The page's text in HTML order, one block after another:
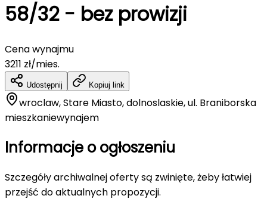
58/32 - bez prowizji
Cena wynajmu
3211 zł/mies.
Udostępnij Kopiuj link
wroclaw, Stare Miasto, dolnoslaskie, ul. Braniborska
mieszkaniewynajem
Informacje o ogłoszeniu
Szczegóły archiwalnej oferty są zwinięte, żeby łatwiej
przejść do aktualnych propozycji.